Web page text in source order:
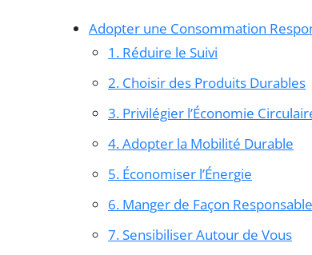
Adopter une Consommation
1. Réduire le Suivi
2. Choisir des Produits Durables
3. Privilégier l’Économie
4. Adopter la Mobilité Durable
5. Économiser l’Énergie
6. Manger de Façon Responsable
7. Sensibiliser Autour de Vous